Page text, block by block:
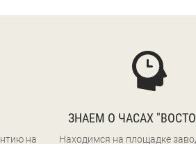
на
ЗНАЕМ О ЧАСАХ
Находимся на площадке